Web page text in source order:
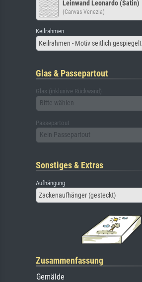
Leinwand Leonardo (Satin)
(Canvas Venezia)
Keilrahmen
Keilrahmen - Motiv seitlich gespiegelt
Glas & Passepartout
Glas (inklusive Rückwand)
Bitte wählen
Passepartout
Kein Passepartout
Sonstiges & Extras
Aufhängung
Zackenaufhänger (gesteckt)
Zusammenfassung
Gemälde